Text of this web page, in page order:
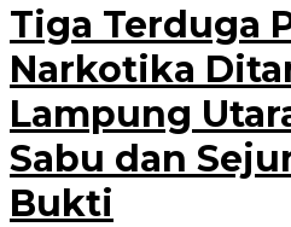
Tiga Terduga
Narkotika
Lampung
Sabu dan
Bukti